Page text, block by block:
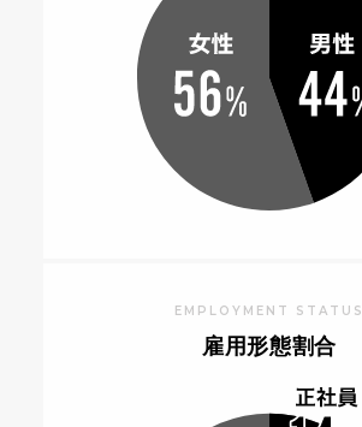
EMPLOYMENT STATUS
雇用形態割合